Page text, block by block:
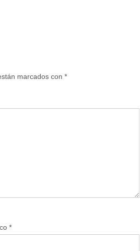
marcados con *
*